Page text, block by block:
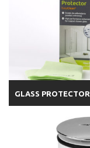
GLASS PROTECTOR